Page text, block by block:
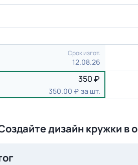
Срок изгот.
12.08.26
350
350.00 за шт.
дизайн кружки в